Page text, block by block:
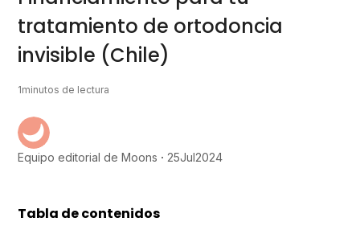
tratamiento de ortodoncia
invisible (Chile)
1minutos de lectura
Equipo editorial de Moons 25Jul2024
Tabla de contenidos